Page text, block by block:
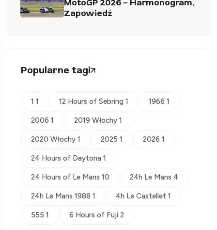
MotoGP 2026 – Harmonogram,
Zapowiedź
Popularne tagi
1 1 12 Hours of Sebring 1 1966 1
2006 1 2019 Włochy 1
2020 Włochy 1 2025 1 2026 1
24 Hours of Daytona 1
24 Hours of Le Mans 10 24h Le Mans 4
24h Le Mans 1988 1 4h Le Castellet 1
555 1 6 Hours of Fuji 2